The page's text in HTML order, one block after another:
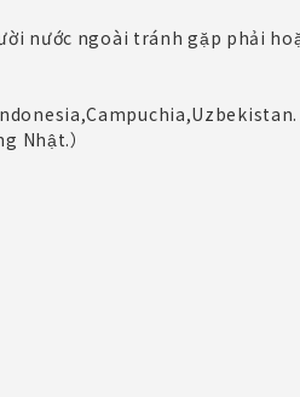
nước ngoài tránh gặp phải
Nhật.）